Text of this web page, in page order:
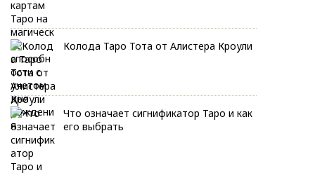
Колода Таро Тота от Алистера Кроули
Что означает сигнификатор Таро и как
его выбрать